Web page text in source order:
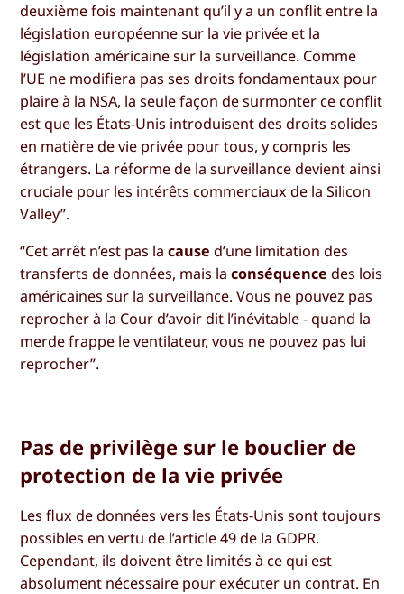
deuxième fois maintenant qu’il y a un conflit entre la
législation européenne sur la vie privée et la
législation américaine sur la surveillance. Comme
l’UE ne modifiera pas ses droits fondamentaux pour
plaire à la NSA, la seule façon de surmonter ce conflit
est que les États-Unis introduisent des droits solides
en matière de vie privée pour tous, y compris les
étrangers. La réforme de la surveillance devient ainsi
cruciale pour les intérêts commerciaux de la Silicon
Valley”.
“Cet arrêt n’est pas lacause d’une limitation des
transferts de données, mais laconséquence des lois
américaines sur la surveillance. Vous ne pouvez pas
reprocher à la Cour d’avoir dit l’inévitable - quand la
merde frappe le ventilateur, vous ne pouvez pas lui
reprocher”.
Pas de privilège sur le bouclier de
protection de la vie privée
Les flux de données vers les États-Unis sont toujours
possibles en vertu de l’article 49 de la GDPR.
Cependant, ils doivent être limités à ce qui est
absolument nécessaire pour exécuter un contrat. En